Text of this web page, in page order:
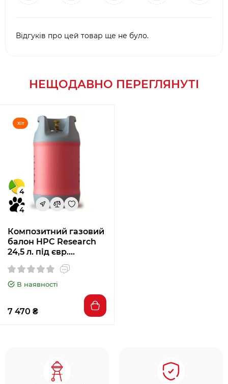
Відгуків про цей товар ще не було.
НЕЩОДАВНО ПЕРЕГЛЯНУТІ
4
4
Хіт
Композитний газовий
балон HPC Research
24,5 л. під євр.
В наявності
7 470 ₴